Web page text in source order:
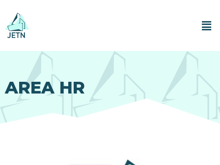
AREA HR